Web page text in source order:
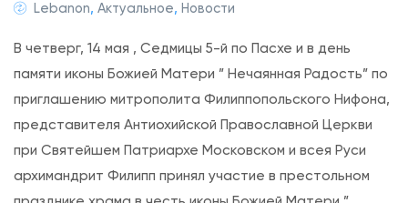
з
п
и
с
и
Б
о
Lebanon, Актуальное, Новости
В четверг, 14 мая , Седмицы 5-й по Пасхе и в день
памяти иконы Божией Матери ” Нечаянная Радость” по
приглашению митрополита Филиппопольского Нифона,
представителя Антиохийской Православной Церкви
при Святейшем Патриархе Московском и всея Руси
архимандрит Филипп принял участие в престольном